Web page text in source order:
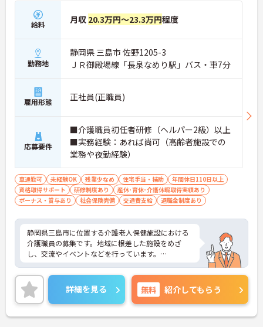
給料 月収 20.3万円～23.3万円程度
勤務地
静岡県 三島市 佐野1205-3
ＪＲ御殿場線「長泉なめり駅」バス・車7分
雇用形態 正社員(正職員)
応募要件
■介護職員初任者研修（ヘルパー2級）以上
■実務経験：あれば尚可（高齢者施設での
業務や夜勤経験）
車通勤可 未経験OK 残業少なめ 住宅手当・補助
年間休日110日以上
資格取得サポート
研修制度あり
産休･育休･介護休暇取得実績あり
ボーナス・賞与あり
社会保険完備 交通費支給 退職金制度あり
静岡県三島市に位置する介護老人保健施設における
介護職員の募集です。地域に根差した施設をめざ
し、交流やイベントなどを行っています。
年間休日は115日もあり、プライベートを大切にし
ながらご勤務いただけます。ご利用者一人ひとりに
寄り添って介護サービスの提供を行っていただける
方を募集しています。
詳細を見る 無料 紹介してもらう